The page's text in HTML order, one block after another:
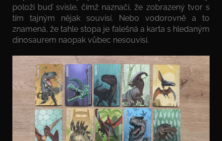
položí buď svisle, čímž naznačí, že zobrazený tvor s
tím tajným nějak souvisí. Nebo vodorovně a to
znamená, že tahle stopa je falešná a karta s hledaným
dinosaurem naopak vůbec nesouvisí.